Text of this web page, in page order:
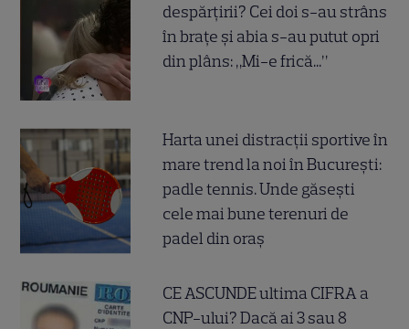
despărțirii? Cei doi s-au strâns
în brațe și abia s-au putut opri
din plâns: „Mi-e frică...”
Harta unei distracții sportive în
mare trend la noi în București:
padle tennis. Unde găsești
cele mai bune terenuri de
padel din oraș
CE ASCUNDE ultima CIFRA a
CNP-ului? Dacă ai 3 sau 8